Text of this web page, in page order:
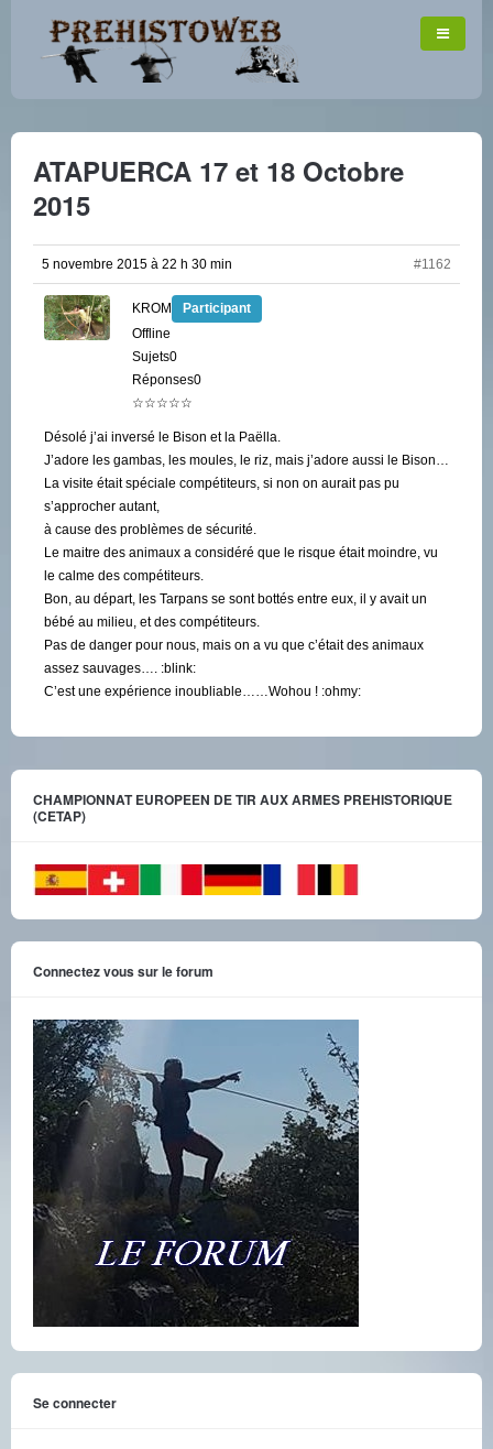
ATAPUERCA 17 et 18 Octobre
2015
5 novembre 2015 à 22 h 30 min #1162
KROM
Participant
Offline
Sujets0
Réponses0
☆☆☆☆☆
Désolé j’ai inversé le Bison et la Paëlla.
J’adore les gambas, les moules, le riz, mais j’adore aussi le Bison…
La visite était spéciale compétiteurs, si non on aurait pas pu
s’approcher autant,
à cause des problèmes de sécurité.
Le maitre des animaux a considéré que le risque était moindre, vu
le calme des compétiteurs.
Bon, au départ, les Tarpans se sont bottés entre eux, il y avait un
bébé au milieu, et des compétiteurs.
Pas de danger pour nous, mais on a vu que c’était des animaux
assez sauvages…. :blink:
C’est une expérience inoubliable……Wohou ! :ohmy:
CHAMPIONNAT EUROPEEN DE TIR AUX ARMES PREHISTORIQUE
(CETAP)
Connectez vous sur le forum
Se connecter